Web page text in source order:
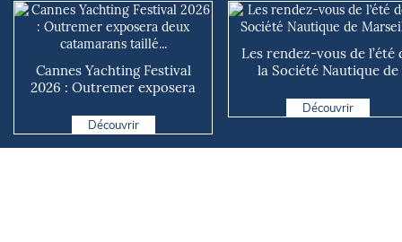
Cannes Yachting Festival
2026 : Outremer exposera
Découvrir
Les rendez-vous de l’été
la Société Nautique de
Découvrir